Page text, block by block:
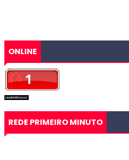
ONLINE
REDE PRIMEIRO MINUTO